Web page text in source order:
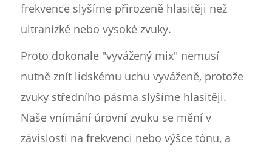
frekvence slyšíme přirozeně hlasitěji než
ultranízké nebo vysoké zvuky.
Proto dokonale "vyvážený mix" nemusí
nutně znít lidskému uchu vyváženě, protože
zvuky středního pásma slyšíme hlasitěji.
Naše vnímání úrovní zvuku se mění v
závislosti na frekvenci nebo výšce tónu, a